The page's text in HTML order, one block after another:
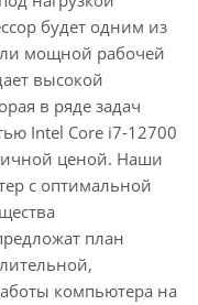
будет одним из
мощной рабочей
высокой
в ряде задач
Intel Core i7-12700
ценой. Наши
с оптимальной
план
компьютера на